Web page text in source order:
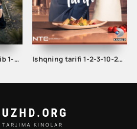
Tog'dan tushgan tabib 1-2-3-10-20-30-50-60-70-80-90 Qism drama koreya seriali uzbek tilida Barcha qismlar Ishqning tarifi 1-2-3-10-20-30-40-50-60-70-100 qism turk serial Uzbek tilida Barcha qismlar
UZHD.ORG
TARJIMA KINOLAR